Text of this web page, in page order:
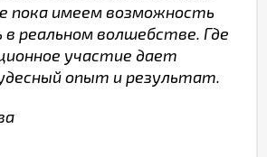
пока имеем возможность
реальном волшебстве. Где
участие дает
опыт и результат.